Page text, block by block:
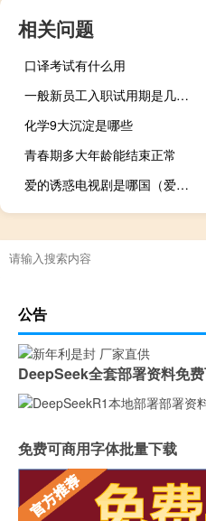
相关问题
口译考试有什么用
一般新员工入职试用期是几个月
化学9大沉淀是哪些
青春期多大年龄能结束正常
爱的诱惑电视剧是哪国（爱的诱惑全集电视剧）
公告
DeepSeek全套部署资料免
免费可商用字体批量下载